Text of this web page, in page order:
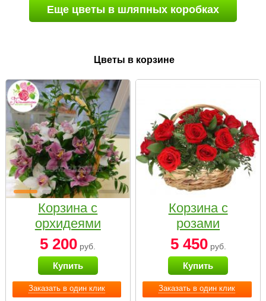
Еще цветы в шляпных коробках
Цветы в корзине
Заказать в один клик
Корзина с
орхидеями
малая
5 200 руб.
Купить
Заказать в один клик
Корзина с
розами
«Красный
Париж»
5 450руб.
Купить